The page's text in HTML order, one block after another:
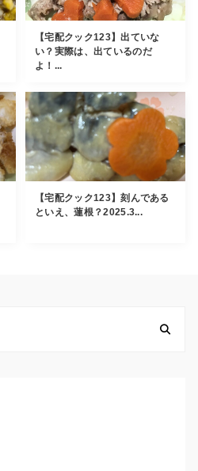
【宅配クック123】出ていな
い？実際は、出ているのだ
よ！...
【宅配クック123】刻んである
といえ、蓮根？2025.3...